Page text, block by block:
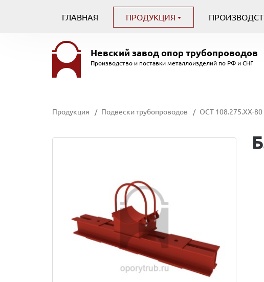
ГЛАВНАЯ ПРОДУКЦИЯ
Невский заводопор трубопроводов
Производство и поставки металлоизделий по РФ и СНГ
Продукция Подвески трубопроводов ОСТ 108.275.ХХ-80